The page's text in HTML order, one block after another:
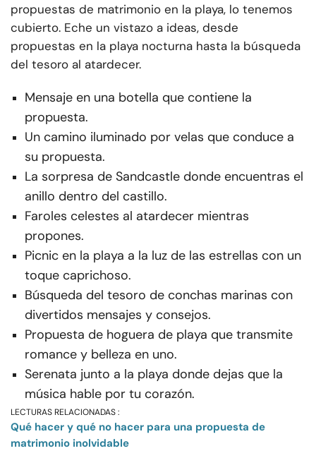
propuestas de matrimonio en la playa, lo tenemos
cubierto. Eche un vistazo a ideas, desde
propuestas en la playa nocturna hasta la búsqueda
del tesoro al atardecer.
Mensaje en una botella que contiene la
propuesta.
Un camino iluminado por velas que conduce a
su propuesta.
La sorpresa de Sandcastle donde encuentras el
anillo dentro del castillo.
Faroles celestes al atardecer mientras
propones.
Picnic en la playa a la luz de las estrellas con un
toque caprichoso.
Búsqueda del tesoro de conchas marinas con
divertidos mensajes y consejos.
Propuesta de hoguera de playa que transmite
romance y belleza en uno.
Serenata junto a la playa donde dejas que la
música hable por tu corazón.
LECTURAS RELACIONADAS :
Qué hacer y qué no hacer para una propuesta de
matrimonio inolvidable